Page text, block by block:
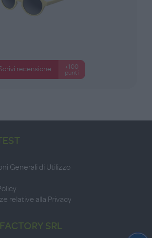
recensione
+100
punti
Generali di Utilizzo
relative alla Privacy
SRL